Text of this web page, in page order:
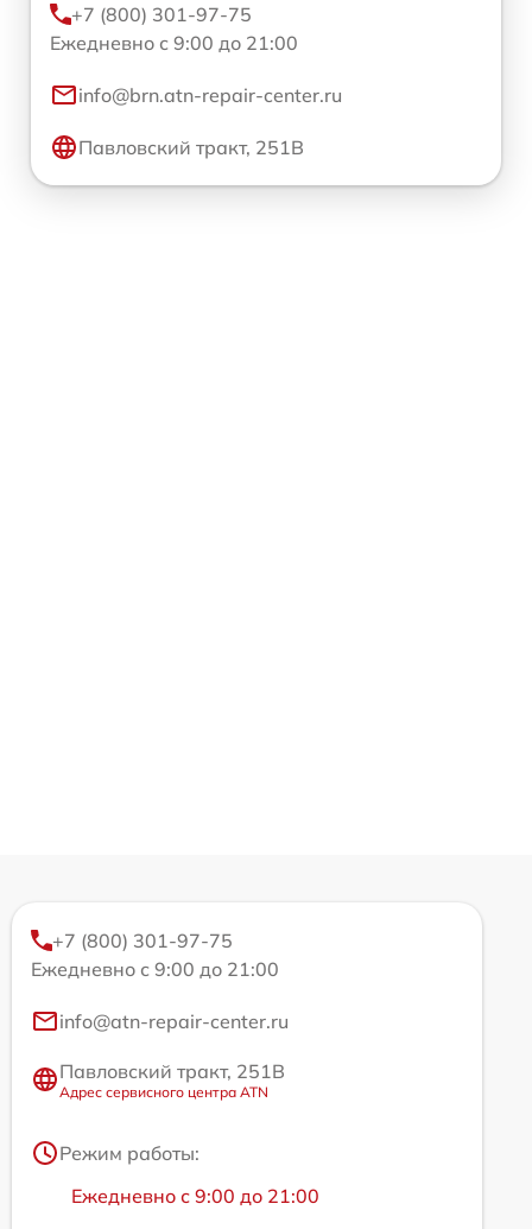
+7 (800) 301-97-75
Ежедневно с 9:00 до 21:00
info@brn.atn-repair-center.ru
Павловский тракт, 251В
+7 (800) 301-97-75
Ежедневно с 9:00 до 21:00
info@atn-repair-center.ru
Павловский тракт, 251В
Адрес сервисного центра ATN
Режим работы:
Ежедневно с 9:00 до 21:00